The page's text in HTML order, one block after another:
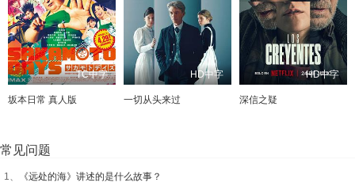
TC中字
坂本日常 真人版
HD中字
一切从头来过
HD中字
深信之疑
常见问题
1、
《远处的海》讲述的是什么故事？